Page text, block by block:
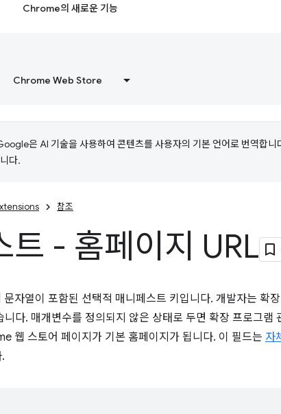
Chrome의 새로운 기능
Chrome Web Store
은 AI 기술을 사용하여 콘텐츠를 사용자의 기본 언어로 번역합니
다.
참조
트 - 홈페이지 URL
자열이 포함된 선택적 매니페스트 키입니다. 개발자는 확
니다. 매개변수를 정의되지 않은 상태로 두면 확장 프로그
웹 스토어 페이지가 기본 홈페이지가 됩니다. 이 필드는 자